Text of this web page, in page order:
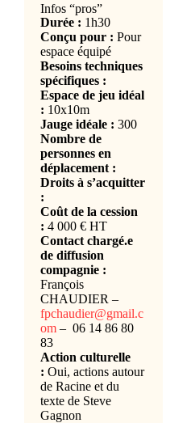
Infos “pros”
Durée : 1h30
Conçu pour : Pour
espace équipé
Besoins techniques
spécifiques :
Espace de jeu idéal
: 10x10m
Jauge idéale : 300
Nombre de
personnes en
déplacement :
Droits à s’acquitter
:
Coût de la cession
: 4 000 € HT
Contact chargé.e
de diffusion
compagnie :
François
CHAUDIER –
fpchaudier@gmail.c
om – 06 14 86 80
83
Action culturelle
: Oui, actions autour
de Racine et du
texte de Steve
Gagnon